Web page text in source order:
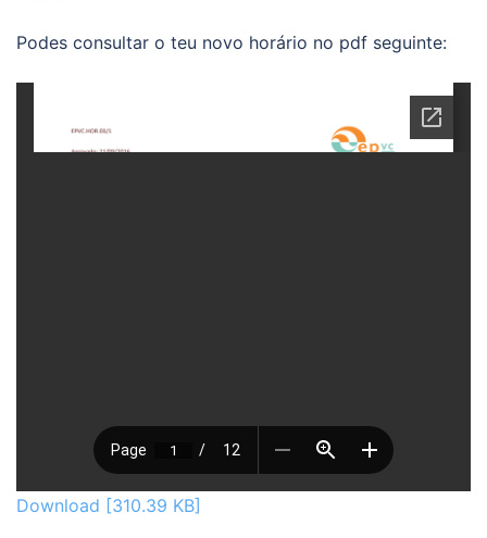
Podes consultar o teu novo horário no pdf seguinte:
Download [310.39 KB]